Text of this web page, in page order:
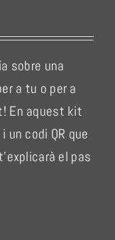
sobre una
a tu o per a
En aquest kit
codi QR que
el pas